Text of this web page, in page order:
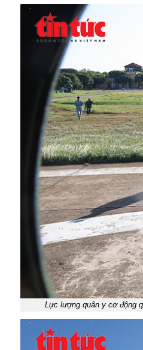
Lực lượng quân y cơ động